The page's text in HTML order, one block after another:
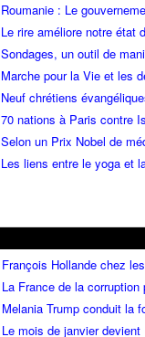
Roumanie : Le
Le rire améliore notre état
Sondages, un outil de
Marche pour la Vie et les
Neuf chrétiens
70 nations à Paris contre
Selon un Prix Nobel de
Les liens entre le yoga et
François Hollande chez
La France de la
Melania Trump conduit la
Le mois de janvier